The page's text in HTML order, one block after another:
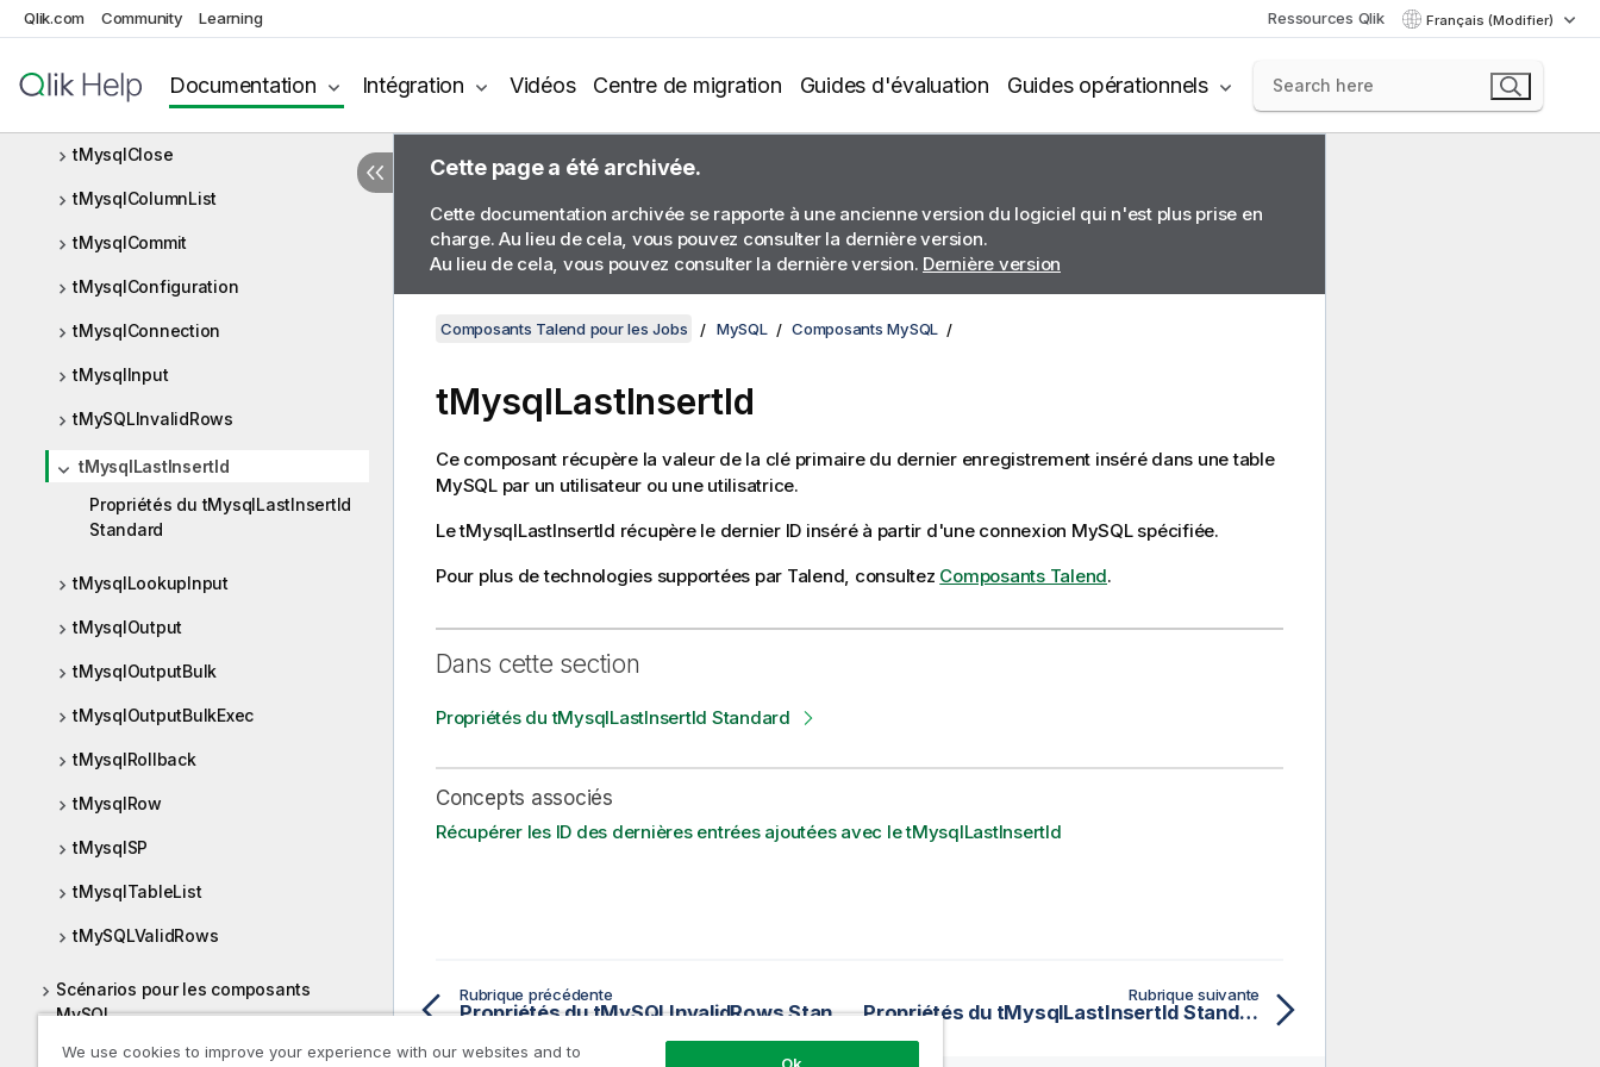
Qlik.com Community Learning Ressources Qlik Français (Modifier)
Documentation Intégration Vidéos Centre de migration Guides d'évaluation Guides opérationnels
MySQL
Composants MySQL
tMysqlBulkExec
tMysqlClose
tMysqlColumnList
tMysqlCommit
tMysqlConfiguration
tMysqlConnection
tMysqlInput
tMySQLInvalidRows
tMysqlLastInsertId
Propriétés du tMysqlLastInsertId
Standard
tMysqlLookupInput
tMysqlOutput
tMysqlOutputBulk
tMysqlOutputBulkExec
tMysqlRollback
tMysqlRow
tMysqlSP
tMysqlTableList
tMySQLValidRows
Scénarios pour les composants
MySQL
Sujets relatifs à MySQL
Cette page a été archivée.
Cette documentation archivée se rapporte à une ancienne version du logiciel qui n'est plus prise en
charge. Au lieu de cela, vous pouvez consulter la dernière version.
Au lieu de cela, vous pouvez consulter la dernière version. Dernière version
Composants Talend pour les Jobs MySQL Composants MySQL
tMysqlLastInsertId
Ce composant récupère la valeur de la clé primaire du dernier enregistrement inséré dans une table
MySQL par un utilisateur ou une utilisatrice.
LetMysqlLastInsertId récupère le dernier ID inséré à partir d'une connexion MySQL spécifiée.
Pour plus de technologies supportées par Talend, consultez Composants Talend.
Dans cette section
Propriétés du tMysqlLastInsertId Standard
Concepts associés
Récupérer les ID des dernières entrées ajoutées avec le tMysqlLastInsertId
Rubrique précédente
Propriétés du tMySQLInvalidRows Standard
Rubrique suivante
Propriétés du tMysqlLastInsertId Standard
We use cookies to improve your experience with our websites and to